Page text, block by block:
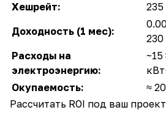
Хешрейт:
Доходность (1 мес):
230
Расходы на
электроэнергию:
Окупаемость:
≈
Рассчитать ROI под ваш